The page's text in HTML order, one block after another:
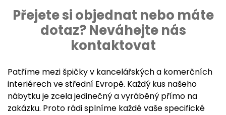
Přejete si objednat nebo máte
dotaz? Neváhejte nás
kontaktovat
Patříme mezi špičky v kancelářských a komerčních
interiérech ve střední Evropě. Každý kus našeho
nábytku je zcela jedinečný a vyráběný přímo na
zakázku. Proto rádi splníme každé vaše specifické